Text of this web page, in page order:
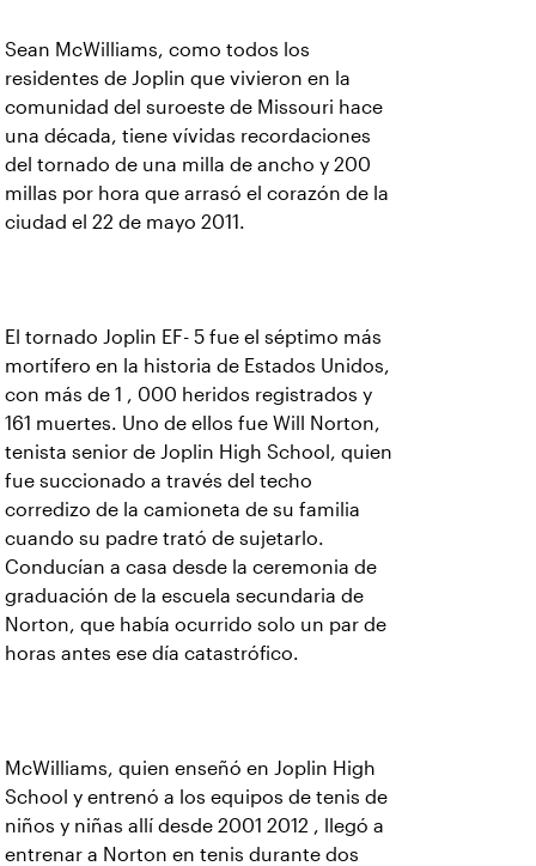
Sean McWilliams, como todos los
residentes de Joplin que vivieron en la
comunidad del suroeste de Missouri hace
una década, tiene vívidas recordaciones
del tornado de una milla de ancho y 200
millas por hora que arrasó el corazón de la
ciudad el 22 de mayo 2011.
El tornado Joplin EF- 5 fue el séptimo más
mortífero en la historia de Estados Unidos,
con más de 1 , 000 heridos registrados y
161 muertes. Uno de ellos fue Will Norton,
tenista senior de Joplin High School, quien
fue succionado a través del techo
corredizo de la camioneta de su familia
cuando su padre trató de sujetarlo.
Conducían a casa desde la ceremonia de
graduación de la escuela secundaria de
Norton, que había ocurrido solo un par de
horas antes ese día catastrófico.
McWilliams, quien enseñó en Joplin High
School y entrenó a los equipos de tenis de
niños y niñas allí desde 2001 2012 , llegó a
entrenar a Norton en tenis durante dos